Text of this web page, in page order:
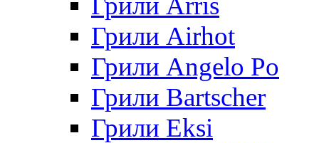
Грили Airhot
Грили Angelo Po
Грили Bartscher
Грили Eksi